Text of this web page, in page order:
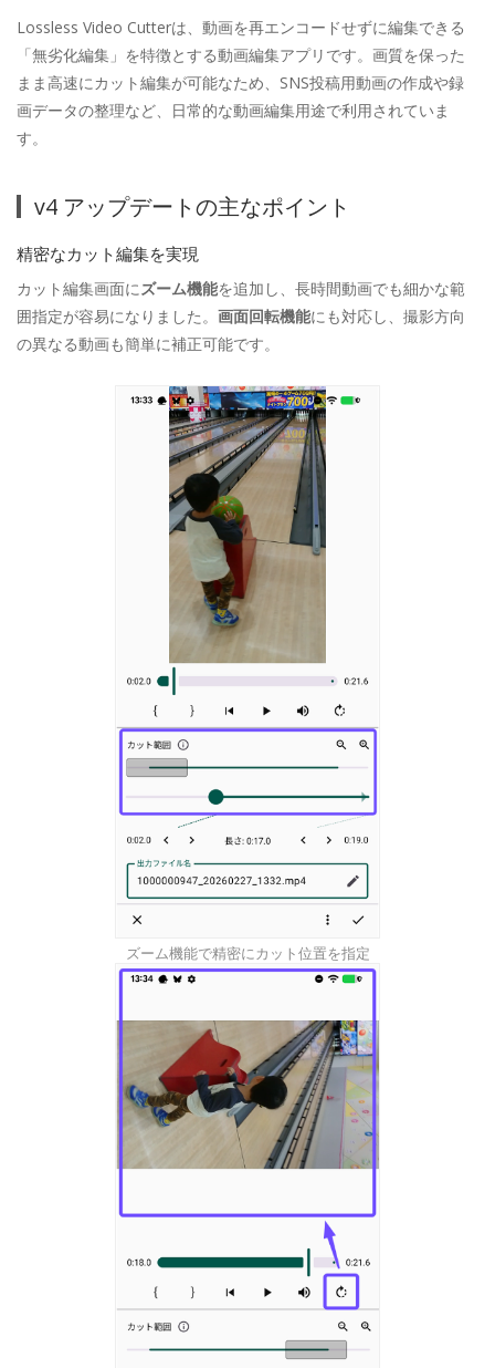
Lossless Video Cutterは、動画を再エンコードせずに編集できる
「無劣化編集」を特徴とする動画編集アプリです。画質を保った
まま高速にカット編集が可能なため、SNS投稿用動画の作成や録
画データの整理など、日常的な動画編集用途で利用されていま
す。
v4 アップデートの主なポイント
精密なカット編集を実現
カット編集画面に ズーム機能を追加し、長時間動画でも細かな範
囲指定が容易になりました。 画面回転機能にも対応し、撮影方向
の異なる動画も簡単に補正可能です。
ズーム機能で精密にカット位置を指定